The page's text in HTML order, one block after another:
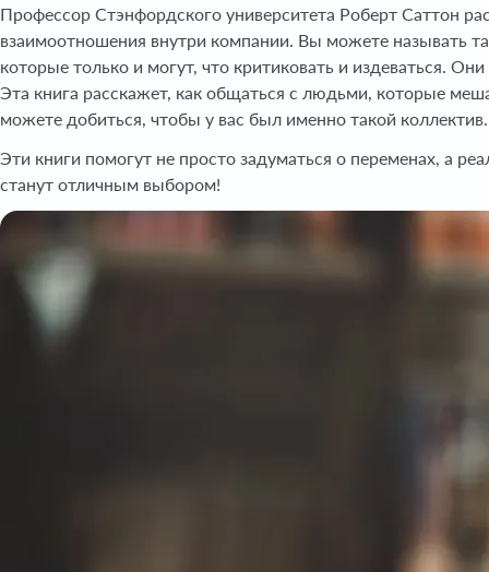
Профессор Стэнфордского университета Роберт Саттон
взаимоотношения внутри компании. Вы можете называть
которые только и могут, что критиковать и издеваться.
Эта книга расскажет, как общаться с людьми, которые
можете добиться, чтобы у вас был именно такой
Эти книги помогут не просто задуматься о переменах, а
станут отличным выбором!